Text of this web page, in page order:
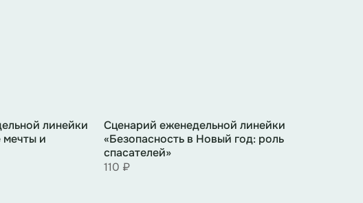
линейки
мечты и
Сценарий еженедельной линейки
«Безопасность в Новый год: роль
спасателей»
110 ₽